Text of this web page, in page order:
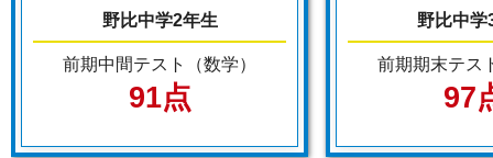
野比中学2年生
前期中間テスト（数学）
91点
野比中学
前期期末テス
97